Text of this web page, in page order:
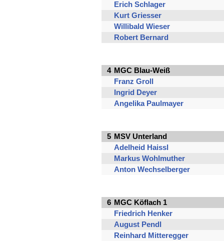
Erich Schlager
Kurt Griesser
Willibald Wieser
Robert Bernard
4 MGC Blau-Weiß
Franz Groll
Ingrid Deyer
Angelika Paulmayer
5 MSV Unterland
Adelheid Haissl
Markus Wohlmuther
Anton Wechselberger
6 MGC Köflach 1
Friedrich Henker
August Pendl
Reinhard Mitteregger